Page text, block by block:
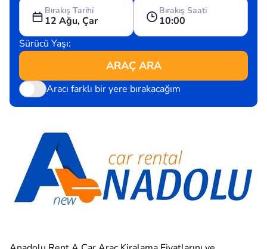
Bırakış Tarihi
12 Ağu, Çar
Bırakış Saati
10:00
Sürücü Yaşı:
ARAÇ ARA
Aracı farklı bir yere bırakacağım